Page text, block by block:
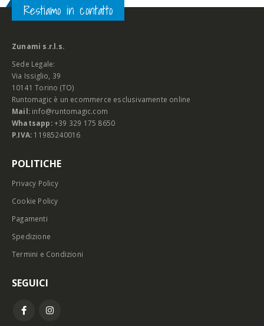
Restiamo in contatto
Zunami s.r.l.s.
Sede Legale:
Via Issiglio, 39
10141 Torino (TO)
Runtomagic è un ecommerce esclusivamente online
Mail: info@runtomagic.com
Whatsapp: +39 329 175 8650
P.IVA: 11985240016
POLITICHE
Privacy Policy
Cookie Policy
Pagamenti
Spedizione
Termini e Condizioni
SEGUICI